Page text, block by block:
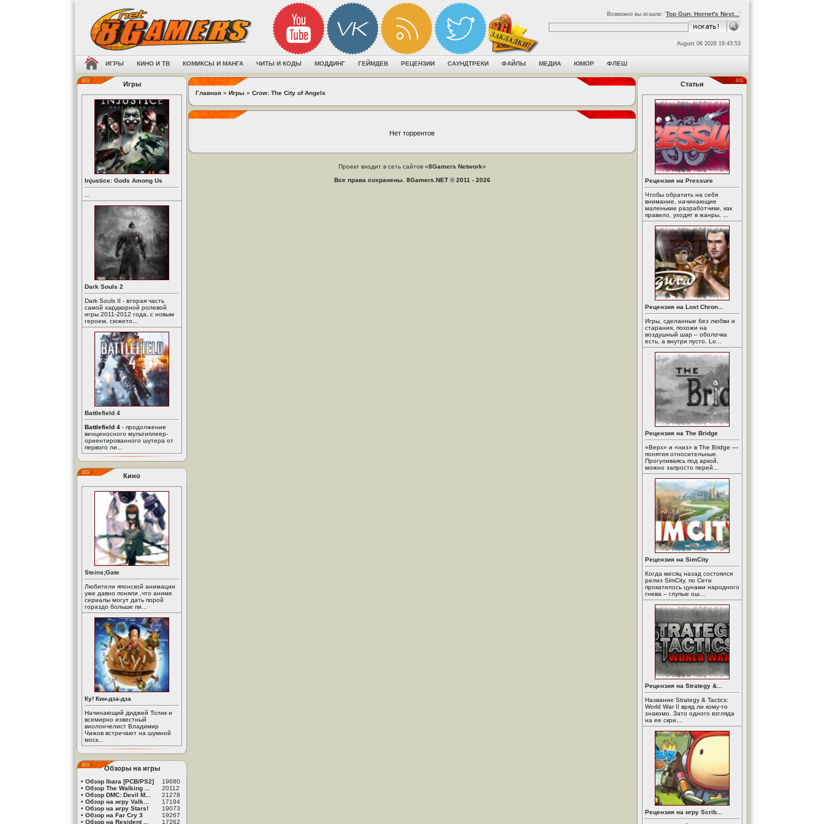
Возможно вы искали: 'Top Gun: Hornet's Nest... '
August 06 2026 19:43:53
ИГРЫ КИНО И ТВ КОМИКСЫ И МАНГА ЧИТЫ И КОДЫ МОДДИНГ ГЕЙМДЕВ РЕЦЕНЗИИ САУНДТРЕКИ ФАЙЛЫ МЕДИА ЮМОР ФЛЕШ
Игры
Injustice: Gods Among Us
Dark Souls 2
Dark Souls II - вторая часть
самой хардкорной ролевой
игры 2011-2012 года, с новым
героем, сюжето...
Battlefield 4
Battlefield 4 - продолжение
венценосного мультиплеер-
ориентированного шутера от
первого ли...
Кино
Steins;Gate
Любители японской анимации
уже давно поняли ,что аниме
сериалы могут дать порой
гораздо больше пи...
Ку! Кин-дза-дза
Начинающий диджей Толик и
всемирно известный
виолончелист Владимир
Чижов встречают на шумной
моск...
Обзоры на игры
• Обзор Ibara [PCB/PS2]
19680
• Обзор The Walking ...
20112
• Обзор DMC: Devil M...
21278
• Обзор на игру Valk...
17194
• Обзор на игру Stars!
19073
• Обзор на Far Cry 3
19267
• Обзор на Resident ... 17262
Главная » Игры » Crow: The City of Angels
Нет торрентов
Проект входит в сеть сайтов «8Gamers Network»
Все права сохранены. 8Gamers.NET © 2011 - 2026
Статьи
Рецензия на Pressure
Чтобы обратить на себя
внимание, начинающие
маленькие разработчики, как
правило, уходят в жанры, ...
Рецензия на Lost Chron...
Игры, сделанные без любви и
старания, похожи на
воздушный шар – оболочка
есть, а внутри пусто. Lo...
Рецензия на The Bridge
«Верх» и «низ» в The Bridge —
понятия относительные.
Прогуливаясь под аркой,
можно запросто перей...
Рецензия на SimCity
Когда месяц назад состоялся
релиз SimCity, по Сети
прокатилось цунами народного
гнева – глупые ош...
Рецензия на Strategy &...
Название Strategy & Tactics:
World War II вряд ли кому-то
знакомо. Зато одного взгляда
на ее скри...
Рецензия на игру Scrib...